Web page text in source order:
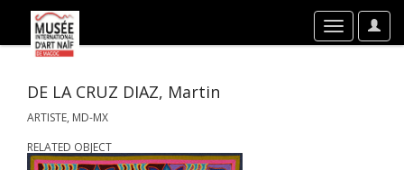
User
Toggle
navigation
DE LA CRUZ DIAZ, Martin
ARTISTE, MD-MX
RELATED OBJECT